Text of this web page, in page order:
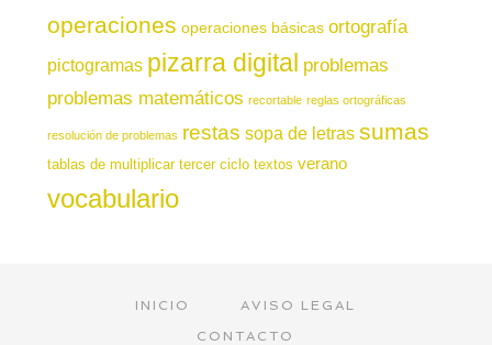
operaciones operaciones básicas ortografía
pictogramas pizarra digital problemas
problemas matemáticos recortable reglas ortográficas
resolución de problemas restas sopa de letras sumas
tablas de multiplicar tercer ciclo textos verano
vocabulario
INICIO
AVISO LEGAL
CONTACTO